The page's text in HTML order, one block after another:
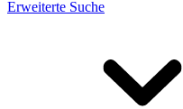
Erweiterte Suche